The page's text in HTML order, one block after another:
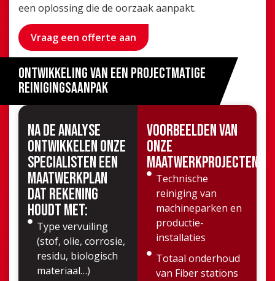
een oplossing die de oorzaak aanpakt.
Vraag een offerte aan
Ontwikkeling van een projectmatige
reinigingsaanpak
Na de analyse
ontwikkelen onze
specialisten een
maatwerkplan
dat rekening
houdt met:
Type vervuiling
(stof, olie, corrosie,
residu, biologisch
materiaal…)
Voorbeelden van
onze
maatwerkprojecten:
Technische
reiniging van
machineparken en
productie-
installaties
Totaal onderhoud
van Fiber stations